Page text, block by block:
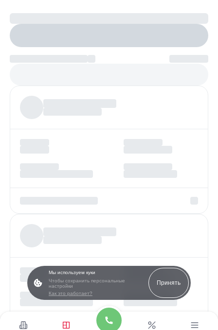
Мы используем куки
Чтобы сохранить персональные
настройки
Как это работает?
Принять